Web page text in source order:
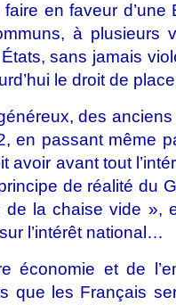
en faveur d’une
à plusieurs
sans jamais
le droit de
des
en passant même
avoir avant tout
de réalité du
la chaise vide »,
l’intérêt national…
économie et de
que les Français